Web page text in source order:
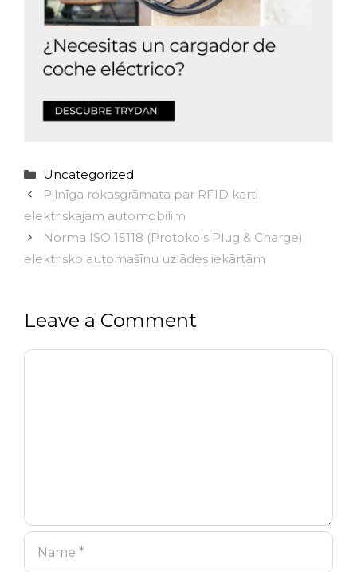
Categories
Uncategorized
Pilnīga rokasgrāmata par RFID karti
elektriskajam automobilim
Norma ISO 15118 (Protokols Plug & Charge)
elektrisko automašīnu uzlādes iekārtām
Leave a Comment
Comment
Name
Email
Website